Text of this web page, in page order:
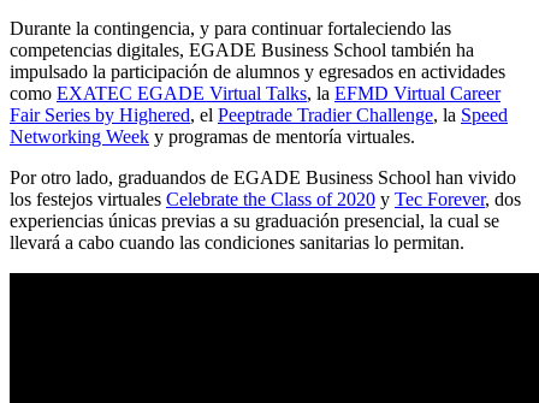
Durante la contingencia, y para continuar fortaleciendo las
competencias digitales, EGADE Business School también ha
impulsado la participación de alumnos y egresados en actividades
como EXATEC EGADE Virtual Talks, la EFMD Virtual Career
Fair Series by Highered, el Peeptrade Tradier Challenge, la Speed
Networking Week y programas de mentoría virtuales.
Por otro lado, graduandos de EGADE Business School han vivido
los festejos virtuales Celebrate the Class of 2020 y Tec Forever, dos
experiencias únicas previas a su graduación presencial, la cual se
llevará a cabo cuando las condiciones sanitarias lo permitan.